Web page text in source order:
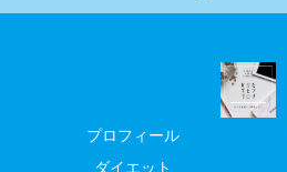
プロフィール
ダイエット